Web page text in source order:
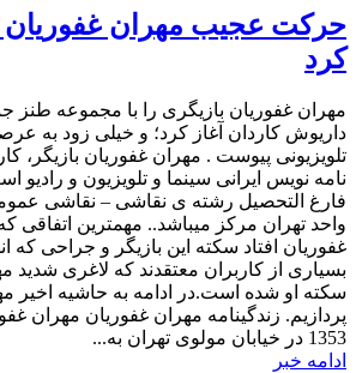
حرکت عجیب مهران
کرد
داریوش کاردان آغاز کرد؛ و خیلی زود به
تلویزیونی پیوست . مهران غفوریان بازیگر،
نامه نویس ایرانی سینما و تلویزیون و رادیو
فارغ التحصیل رشته ی نقاشی – نقاشی
واحد تهران مرکز میباشد.. مهمترین اتفاقی
غفوریان افتاد سکته این بازیگر و جراحی که
بسیاری از کاربران معتقدند که لاغری شدید
سکته او شده است.در ادامه به حاشیه اخیر
پردازیم. زندگینامه مهران غفوریان مهران
1353 در خیابان مولوی تهران به...
ادامه خبر